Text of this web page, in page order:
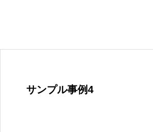
サンプル事例4